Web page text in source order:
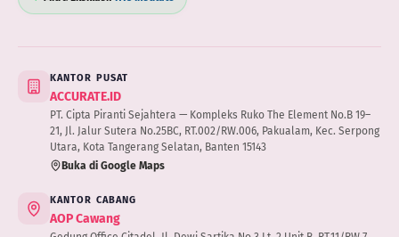
KANTOR PUSAT
ACCURATE.ID
PT. Cipta Piranti Sejahtera — Kompleks Ruko The Element No.B 19–
21, Jl. Jalur Sutera No.25BC, RT.002/RW.006, Pakualam, Kec. Serpong
Utara, Kota Tangerang Selatan, Banten 15143
Buka di Google Maps
KANTOR CABANG
AOP Cawang